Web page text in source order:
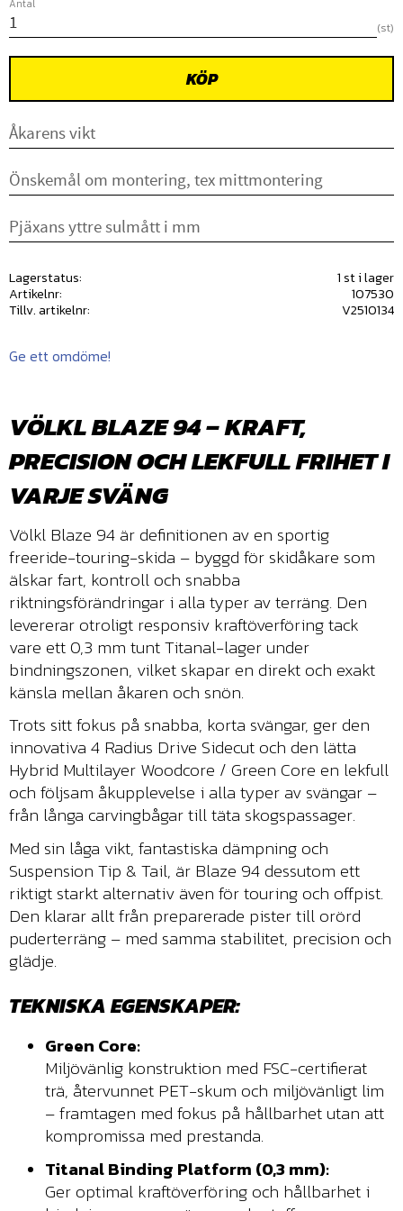
Antal
st
KÖP
Lagerstatus
1 st i lager
Artikelnr
107530
Tillv. artikelnr
V2510134
Ge ett omdöme!
VÖLKL BLAZE 94 – KRAFT,
PRECISION OCH LEKFULL FRIHET I
VARJE SVÄNG
Völkl Blaze 94 är definitionen av en sportig
freeride-touring-skida – byggd för skidåkare som
älskar fart, kontroll och snabba
riktningsförändringar i alla typer av terräng. Den
levererar otroligt responsiv kraftöverföring tack
vare ett 0,3 mm tunt Titanal-lager under
bindningszonen, vilket skapar en direkt och exakt
känsla mellan åkaren och snön.
Trots sitt fokus på snabba, korta svängar, ger den
innovativa 4 Radius Drive Sidecut och den lätta
Hybrid Multilayer Woodcore / Green Core en lekfull
och följsam åkupplevelse i alla typer av svängar –
från långa carvingbågar till täta skogspassager.
Med sin låga vikt, fantastiska dämpning och
Suspension Tip & Tail, är Blaze 94 dessutom ett
riktigt starkt alternativ även för touring och offpist.
Den klarar allt från preparerade pister till orörd
puderterräng – med samma stabilitet, precision och
glädje.
TEKNISKA EGENSKAPER:
Green Core:
Miljövänlig konstruktion med FSC-certifierat
trä, återvunnet PET-skum och miljövänligt lim
– framtagen med fokus på hållbarhet utan att
kompromissa med prestanda.
Titanal Binding Platform (0,3 mm):
Ger optimal kraftöverföring och hållbarhet i